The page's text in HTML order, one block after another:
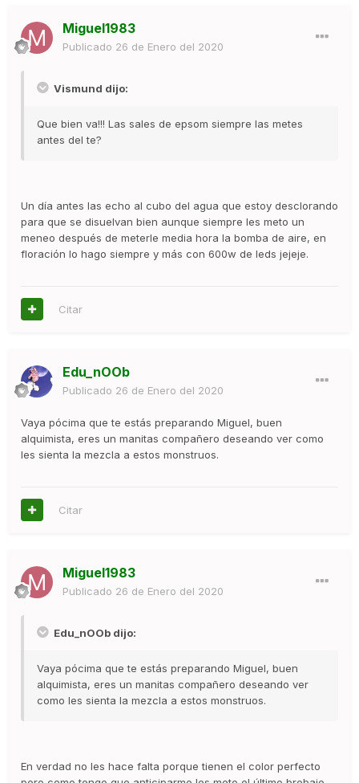
Miguel1983
Publicado 26 de Enero del 2020
Vismund dijo:
Que bien va!!! Las sales de epsom siempre las metes
antes del te?
Un día antes las echo al cubo del agua que estoy desclorando
para que se disuelvan bien aunque siempre les meto un
meneo después de meterle media hora la bomba de aire, en
floración lo hago siempre y más con 600w de leds jejeje.
Citar
Edu_nOOb
Publicado 26 de Enero del 2020
Vaya pócima que te estás preparando Miguel, buen
alquimista, eres un manitas compañero deseando ver como
les sienta la mezcla a estos monstruos.
Citar
Miguel1983
Publicado 26 de Enero del 2020
Edu_nOOb dijo:
Vaya pócima que te estás preparando Miguel, buen
alquimista, eres un manitas compañero deseando ver
como les sienta la mezcla a estos monstruos.
En verdad no les hace falta porque tienen el color perfecto